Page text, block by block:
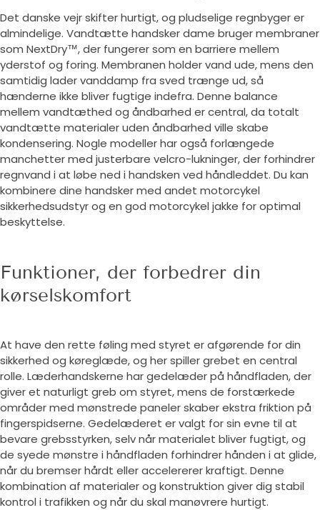
Det danske vejr skifter hurtigt, og pludselige regnbyger er
almindelige. Vandtætte handsker dame bruger membraner
som NextDry™, der fungerer som en barriere mellem
yderstof og foring. Membranen holder vand ude, mens den
samtidig lader vanddamp fra sved trænge ud, så
hænderne ikke bliver fugtige indefra. Denne balance
mellem vandtæthed og åndbarhed er central, da totalt
vandtætte materialer uden åndbarhed ville skabe
kondensering. Nogle modeller har også forlængede
manchetter med justerbare velcro-lukninger, der forhindrer
regnvand i at løbe ned i handsken ved håndleddet. Du kan
kombinere dine handsker med andet motorcykel
sikkerhedsudstyr og en god motorcykel jakke for optimal
beskyttelse.
Funktioner, der forbedrer din
kørselskomfort
At have den rette føling med styret er afgørende for din
sikkerhed og køreglæde, og her spiller grebet en central
rolle. Læderhandskerne har gedelæder på håndfladen, der
giver et naturligt greb om styret, mens de forstærkede
områder med mønstrede paneler skaber ekstra friktion på
fingerspidserne. Gedelæderet er valgt for sin evne til at
bevare grebsstyrken, selv når materialet bliver fugtigt, og
de syede mønstre i håndfladen forhindrer hånden i at glide,
når du bremser hårdt eller accelererer kraftigt. Denne
kombination af materialer og konstruktion giver dig stabil
kontrol i trafikken og når du skal manøvrere hurtigt.